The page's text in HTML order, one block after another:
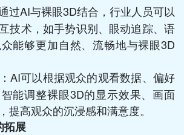
过AI与裸眼3D结合，行业人员可以
技术，如手势识别、眼动追踪、语
能够更加自然、流畅地与裸眼3D
AI可以根据观众的观看数据、偏好
能调整裸眼3D的显示效果、画面
提高观众的沉浸感和满意度。
拓展